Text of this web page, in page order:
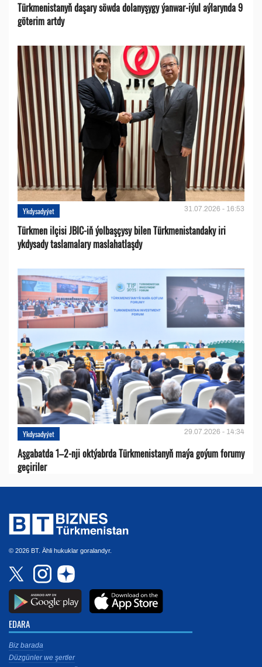
Türkmenistanyň daşary söwda dolanyşygy ýanwar-iýul aýlarynda 9
göterim artdy
Ykdysadyýet 31.07.2026 - 16:53
Türkmen ilçisi JBIC-iň ýolbaşçysy bilen Türkmenistandaky iri
ykdysady taslamalary maslahatlaşdy
Ykdysadyýet 29.07.2026 - 14:34
Aşgabatda 1–2-nji oktýabrda Türkmenistanyň maýa goýum forumy
geçiriler
© 2026 BT. Ähli hukuklar goralandyr.
EDARA
Biz barada
Düzgünler we şertler